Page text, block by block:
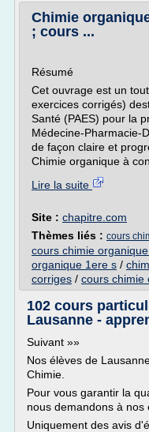
Chimie
; cours ...
Résumé
Cet ouvrage est un
exercices corrigés)
Santé (PAES) pour la
Médecine-Pharmacie-
de façon claire et
Chimie organique à
Lire la suite
Site : chapitre.com
Thèmes liés : cours
cours chimie
organique 1ere s /
corriges / cours chimie
102 cours
Lausanne -
Suivant »»
Nos élèves de
Chimie.
Pour vous garantir la
nous demandons à nos
Uniquement des avis